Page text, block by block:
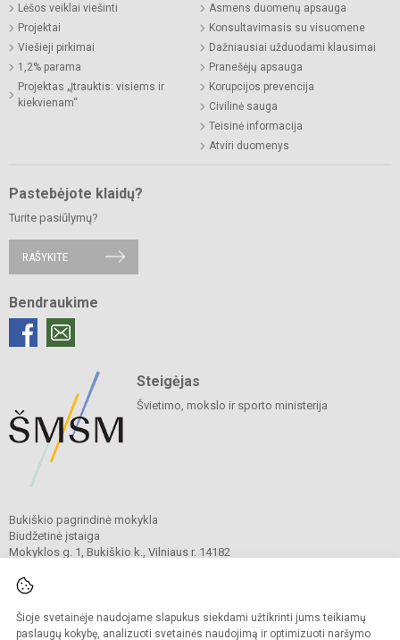
Šioje svetainėje naudojame slapukus siekdami užtikrinti jums teikiamų
paslaugų kokybę, analizuoti svetainės naudojimą ir optimizuoti naršymo
Lėšos veiklai viešinti
Projektai
Viešieji pirkimai
1,2% parama
Projektas „Įtrauktis: visiems ir
kiekvienam“
Asmens duomenų apsauga
Konsultavimasis su visuomene
Dažniausiai užduodami klausimai
Pranešėjų apsauga
Korupcijos prevencija
Civilinė sauga
Teisinė informacija
Atviri duomenys
Pastebėjote klaidų?
Turite pasiūlymų?
RAŠYKITE
Bendraukime
Steigėjas
Švietimo, mokslo ir sporto ministerija
Bukiškio pagrindinė mokykla
Biudžetinė įstaiga
Mokyklos g. 1, Bukiškio k., Vilniaus r. 14182
El. p.
Juridinių asmenų registre
Įmonės kodas 306139262